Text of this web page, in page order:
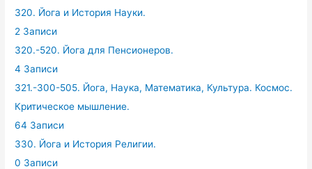
320. Йога и История Науки.
2 Записи
320.-520. Йога для Пенсионеров.
4 Записи
321.-300-505. Йога, Наука, Математика, Культура. Космос.
Критическое мышление.
64 Записи
330. Йога и История Религии.
0 Записи